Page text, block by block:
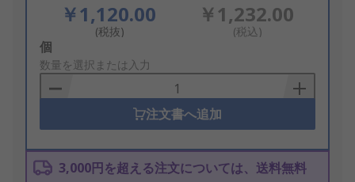
￥1,120.00
(税抜)
￥1,232.00
(税込)
Add
to
Basket
個
数量を選択または入力
注文書へ追加
3,000円を超える注文については、送料無料